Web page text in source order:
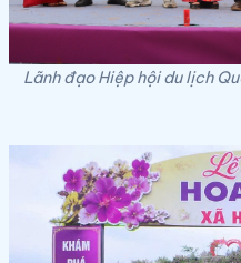
Lãnh đạo Hiệp hội du lịch